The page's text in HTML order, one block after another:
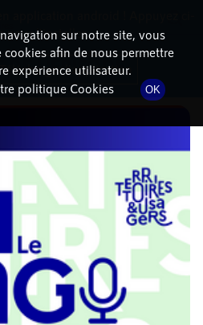
DE L'ÉPISODE
minutes
sur notre site, vous
cookies afin de nous permettre
expérience utilisateur.
politique Cookies
OK
pour l'installer.
Télécharger l'application